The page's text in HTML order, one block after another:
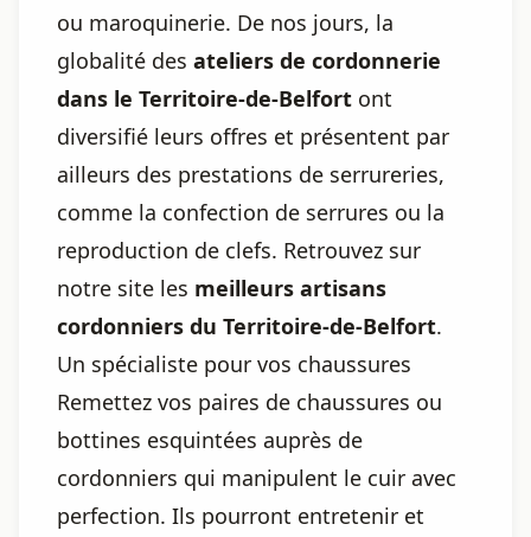
ou maroquinerie. De nos jours, la
globalité des ateliers de cordonnerie
dans le Territoire-de-Belfort ont
diversifié leurs offres et présentent par
ailleurs des prestations de serrureries,
comme la confection de serrures ou la
reproduction de clefs. Retrouvez sur
notre site les meilleurs artisans
cordonniers du Territoire-de-Belfort.
Un spécialiste pour vos chaussures
Remettez vos paires de chaussures ou
bottines esquintées auprès de
cordonniers qui manipulent le cuir avec
perfection. Ils pourront entretenir et